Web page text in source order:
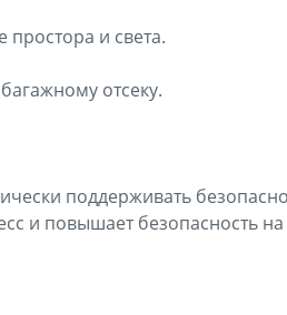
и света.
отсеку.
поддерживать
и повышает безопасность на